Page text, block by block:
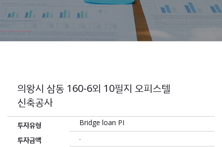
의왕시 삼동 160-6외 10필지 오피스텔
신축공사
투자유형
Bridge loan PI
투자금액
.